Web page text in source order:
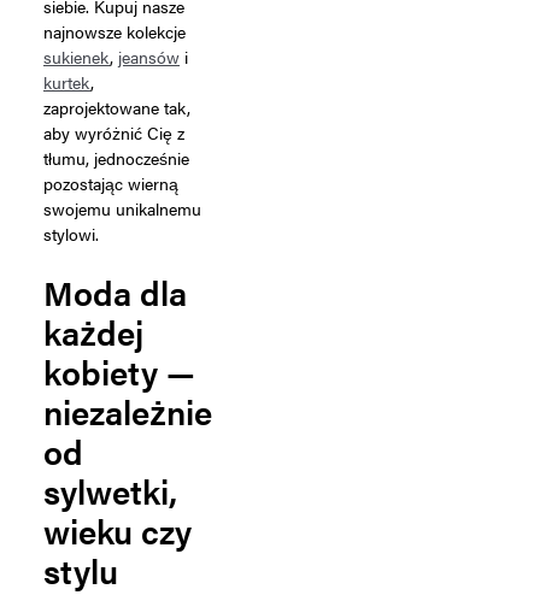
siebie. Kupuj nasze
najnowsze kolekcje
sukienek, jeansów i
kurtek,
zaprojektowane tak,
aby wyróżnić Cię z
tłumu, jednocześnie
pozostając wierną
swojemu unikalnemu
stylowi.
Moda dla
każdej
kobiety —
niezależnie
od
sylwetki,
wieku czy
stylu